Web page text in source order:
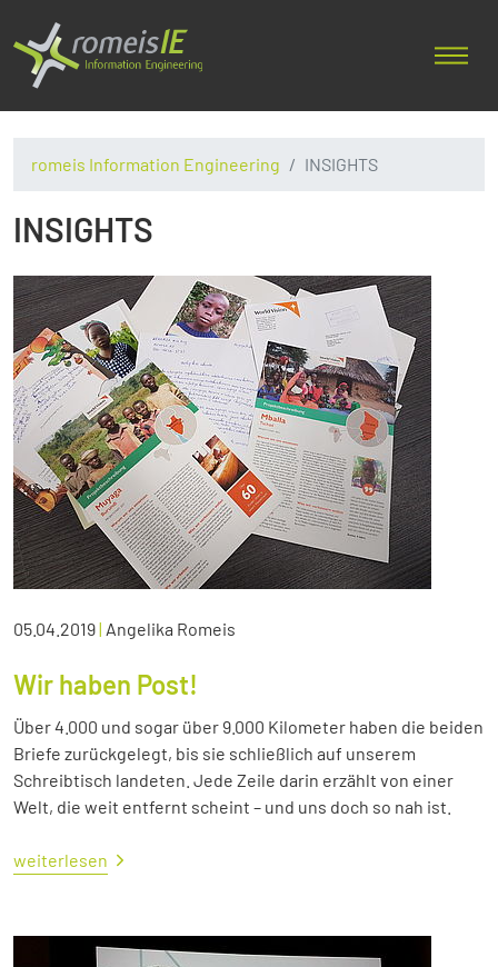
romeis Information Engineering INSIGHTS
INSIGHTS
05.04.2019| Angelika Romeis
Wir haben Post!
Über 4.000 und sogar über 9.000 Kilometer haben die beiden
Briefe zurückgelegt, bis sie schließlich auf unserem
Schreibtisch landeten. Jede Zeile darin erzählt von einer
Welt, die weit entfernt scheint – und uns doch so nah ist.
weiterlesen